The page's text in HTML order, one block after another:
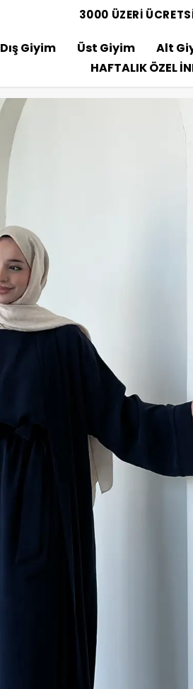
3000 ÜZERİ
Dış Giyim Üst Giyim Alt
HAFTALIK ÖZEL